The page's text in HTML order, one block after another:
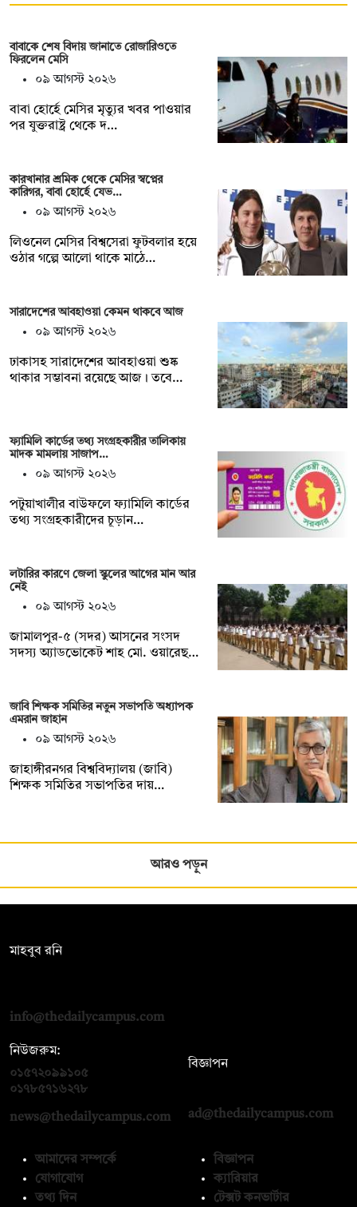
বাবাকে শেষ বিদায় জানাতে রোজারিওতে
ফিরলেন মেসি
০৯ আগস্ট ২০২৬
বাবা হোর্হে মেসির মৃত্যুর খবর পাওয়ার
পর যুক্তরাষ্ট্র থেকে দ…
কারখানার শ্রমিক থেকে মেসির স্বপ্নের
কারিগর, বাবা হোর্হে যেভ…
০৯ আগস্ট ২০২৬
লিওনেল মেসির বিশ্বসেরা ফুটবলার হয়ে
ওঠার গল্পে আলো থাকে মাঠে…
সারাদেশের আবহাওয়া কেমন থাকবে আজ
০৯ আগস্ট ২০২৬
ঢাকাসহ সারাদেশের আবহাওয়া শুষ্ক
থাকার সম্ভাবনা রয়েছে আজ। তবে…
ফ্যামিলি কার্ডের তথ্য সংগ্রহকারীর তালিকায়
মাদক মামলায় সাজাপ…
০৯ আগস্ট ২০২৬
পটুয়াখালীর বাউফলে ফ্যামিলি কার্ডের
তথ্য সংগ্রহকারীদের চূড়ান…
লটারির কারণে জেলা স্কুলের আগের মান আর
নেই
০৯ আগস্ট ২০২৬
জামালপুর-৫ (সদর) আসনের সংসদ
সদস্য অ্যাডভোকেট শাহ মো. ওয়ারেছ…
জাবি শিক্ষক সমিতির নতুন সভাপতি অধ্যাপক
এমরান জাহান
০৯ আগস্ট ২০২৬
জাহাঙ্গীরনগর বিশ্ববিদ্যালয় (জাবি)
শিক্ষক সমিতির সভাপতির দায়…
আরও পড়ুন
মাহবুব রনি
info@thedailycampus.com
নিউজরুম:
০১৫৭২০৯৯১০৫
০১৭৮৫৭১৬২৭৮
news@thedailycampus.com
বিজ্ঞাপন
ad@thedailycampus.com
আমাদের সম্পর্কে
যোগাযোগ
তথ্য দিন
বিজ্ঞাপন
ক্যারিয়ার
টেক্সট কনভার্টার